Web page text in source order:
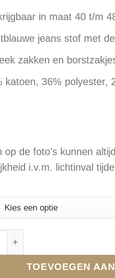
in maat 40 t/m
jeans stof met
zakken en
katoen, 36% polyester,
op de foto's kunnen
i.v.m. lichtinval
Kathy, Licht Blauw
TOEVOEGEN